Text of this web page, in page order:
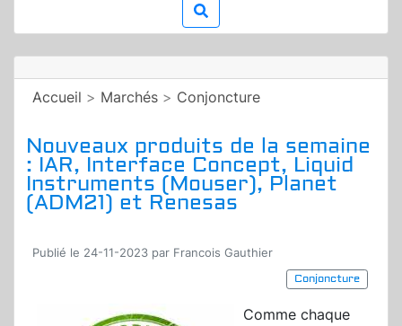
Accueil > Marchés > Conjoncture
Nouveaux produits de la semaine
: IAR, Interface Concept, Liquid
Instruments (Mouser), Planet
(ADM21) et Renesas
Publié le 24-11-2023 par Francois Gauthier
Conjoncture
Comme chaque